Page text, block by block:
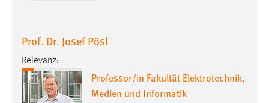
Prof. Dr. Josef Pösl
Relevanz:
Professor/in Fakultät Elektrotechnik,
Medien und Informatik